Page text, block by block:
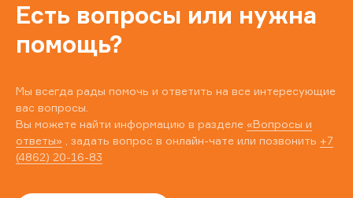
Есть вопросы или нужна
помощь?
Мы всегда рады помочь и ответить на все интересующие
вас вопросы.
Вы можете найти информацию в разделе «Вопросы и
ответы» , задать вопрос в онлайн-чате или позвонить +7
(4862) 20-16-83